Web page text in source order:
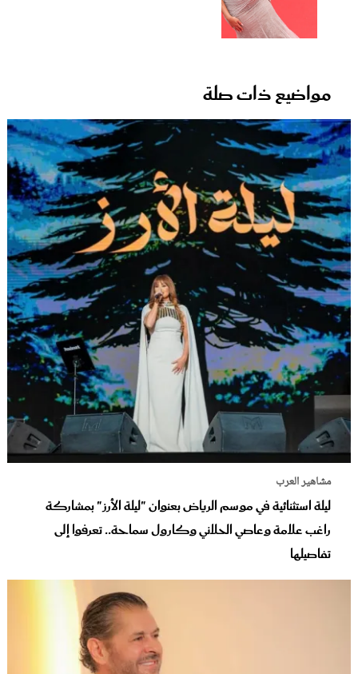
مواضيع ذات صلة
مشاهير العرب
ليلة استثنائية في موسم الرياض بعنوان "ليلة الأرز" بمشاركة
راغب علامة وعاصي الحلاني وكارول سماحة.. تعرفوا إلى
تفاصيلها